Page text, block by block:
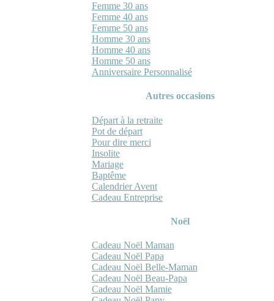
Femme 30 ans
Femme 40 ans
Femme 50 ans
Homme 30 ans
Homme 40 ans
Homme 50 ans
Anniversaire Personnalisé
Autres occasions
Départ à la retraite
Pot de départ
Pour dire merci
Insolite
Mariage
Baptême
Calendrier Avent
Cadeau Entreprise
Noël
Cadeau Noël Maman
Cadeau Noël Papa
Cadeau Noël Belle-Maman
Cadeau Noël Beau-Papa
Cadeau Noël Mamie